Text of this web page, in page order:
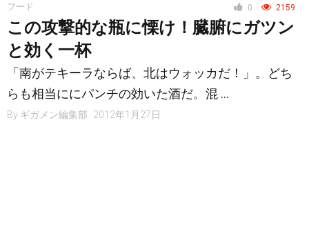
0 2159
フード
この攻撃的な瓶に慄け！臓腑にガツン
と効く一杯
「南がテキーラならば、北はウォッカだ！」。どち
らも相当ににパンチの効いた酒だ。混 …
By ギガメン編集部 2012年1月27日